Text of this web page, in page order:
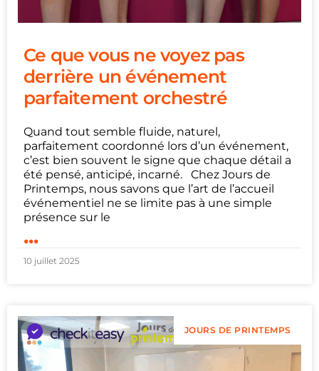
Ce que vous ne voyez pas
derrière un événement
parfaitement orchestré
Quand tout semble fluide, naturel,
parfaitement coordonné lors d’un événement,
c’est bien souvent le signe que chaque détail a
été pensé, anticipé, incarné. Chez Jours de
Printemps, nous savons que l’art de l’accueil
événementiel ne se limite pas à une simple
présence sur le
...
10 juillet 2025
JOURS DE PRINTEMPS